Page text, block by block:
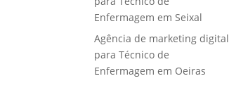
Enfermagem em Seixal
Agência de marketing digital
para Técnico de
Enfermagem em Oeiras